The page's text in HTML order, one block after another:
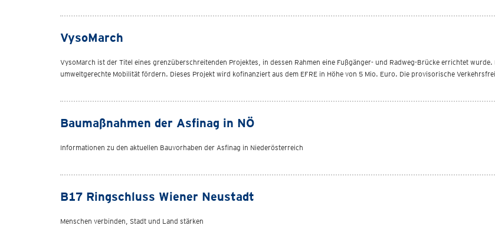
VysoMarch
VysoMarch ist der Titel eines grenzüberschreitenden Projektes, in dessen Rahmen eine Fußgänger- und Radweg-Brücke errichtet
umweltgerechte Mobilität fördern. Dieses Projekt wird koﬁnanziert aus dem EFRE in Höhe von 5 Mio. Euro. Die provisorische
Baumaßnahmen der Asfinag in NÖ
Informationen zu den aktuellen Bauvorhaben der Asfinag in Niederösterreich
B17 Ringschluss Wiener Neustadt
Menschen verbinden, Stadt und Land stärken